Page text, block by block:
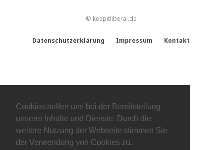
Cookies helfen uns bei der Bereitstellung
unserer Inhalte und Dienste. Durch die
weitere Nutzung der Webseite stimmen Sie
der Verwendung von Cookies zu.
© keepitliberal.de
Datenschutzerklärung Impressum Kontakt